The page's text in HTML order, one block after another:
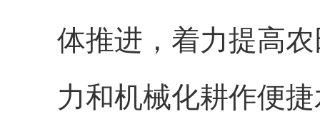
体推进，着力提高
力和机械化耕作便